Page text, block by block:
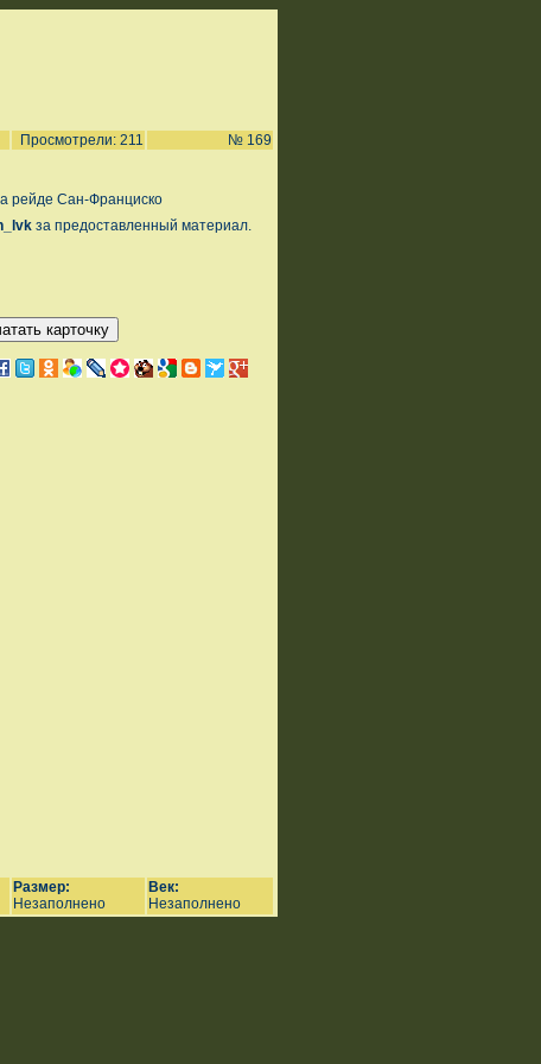
Просмотрели: 211
№ 169
рейде Сан-Франциско
за предоставленный материал.
Размер:
Незаполнено
Век:
Незаполнено